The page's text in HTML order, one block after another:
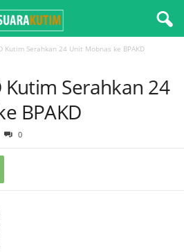
Kutim Serahkan 24 Unit Mobnas ke BPAKD
Kutim Serahkan 24
BPAKD
0